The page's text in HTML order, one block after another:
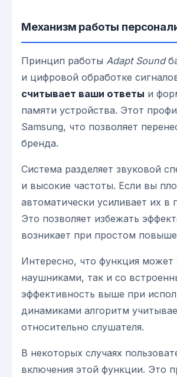
Механизм работы
Принцип работы Adapt Sound
и цифровой обработке
считывает ваши ответы и
памяти устройства. Этот
Samsung, что позволяет
бренда.
Система разделяет звуковой
и высокие частоты. Если вы
автоматически усиливает их в
Это позволяет избежать
возникает при простом
Интересно, что функция
наушниками, так и со
эффективность выше при
динамиками алгоритм
относительно слушателя.
В некоторых случаях
включения этой функции. Это